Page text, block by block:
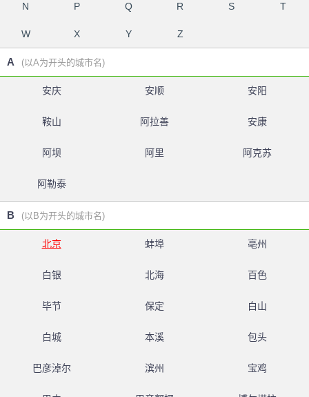
N P Q R S T
W X Y Z
A (以A为开头的城市名)
安庆 安顺 安阳
鞍山 阿拉善 安康
阿坝 阿里 阿克苏
阿勒泰
B (以B为开头的城市名)
北京 蚌埠 亳州
白银 北海 百色
毕节 保定 白山
白城 本溪 包头
巴彦淖尔 滨州 宝鸡